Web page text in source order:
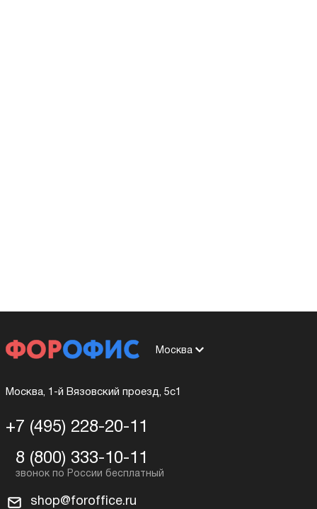
Москва
Москва, 1-й Вязовский проезд, 5с1
+7 (495) 228-20-11
8 (800) 333-10-11
shop@foroffice.ru